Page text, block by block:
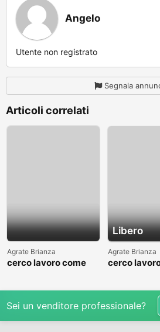
Angelo
Utente non registrato
Segnala
Articoli correlati
Agrate Brianza
cerco lavoro come
Libero
Agrate Brianza
cerco
Sei un venditore professionale?